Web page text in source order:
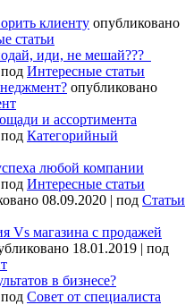
клиенту опубликовано
статьи
иди, не мешай???
под Интересные статьи
опубликовано
и ассортимента
под Категорийный
любой компании
под Интересные статьи
08.09.2020 | под Статьи
Vs магазина с продажей
18.01.2019 | под
в бизнесе?
под Совет от специалиста